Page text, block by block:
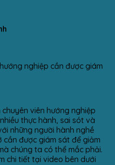
nghiệp cần được giám
viên hướng nghiệp
thực hành, sai sót và
những người hành nghề
được giám sát để giảm
chúng ta có thể mắc phải.
chi tiết tại video bên dưới